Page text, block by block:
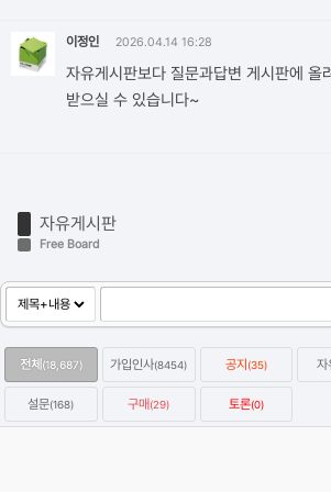
이정인 2026.04.14 16:28
자유게시판보다 질문과답변 게시판에 올
받으실 수 있습니다~
자유게시판
Free Board
전체 (18,687) 가입인사(8454) 공지 (35) 자
설문(168) 구매(29) 토론(0)